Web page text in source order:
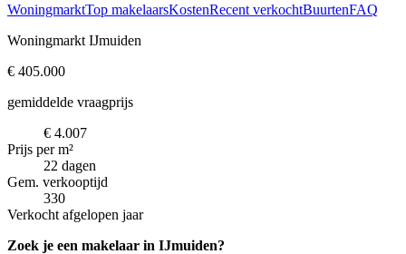
WoningmarktTop makelaarsKostenRecent verkochtBuurtenFAQ
Woningmarkt IJmuiden
€ 405.000
gemiddelde vraagprijs
€ 4.007
Prijs per m²
22 dagen
Gem. verkooptijd
330
Verkocht afgelopen jaar
Zoek je een makelaar in IJmuiden?